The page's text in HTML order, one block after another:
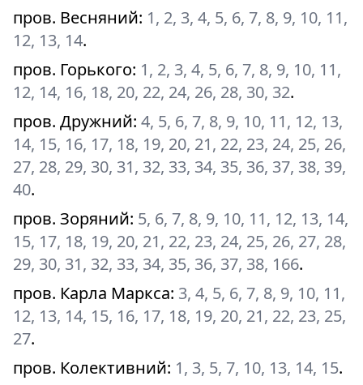
пров. Весняний: 1, 2, 3, 4, 5, 6, 7, 8, 9, 10, 11,
12, 13, 14.
пров. Горького: 1, 2, 3, 4, 5, 6, 7, 8, 9, 10, 11,
12, 14, 16, 18, 20, 22, 24, 26, 28, 30, 32.
пров. Дружний: 4, 5, 6, 7, 8, 9, 10, 11, 12, 13,
14, 15, 16, 17, 18, 19, 20, 21, 22, 23, 24, 25, 26,
27, 28, 29, 30, 31, 32, 33, 34, 35, 36, 37, 38, 39,
40.
пров. Зоряний: 5, 6, 7, 8, 9, 10, 11, 12, 13, 14,
15, 17, 18, 19, 20, 21, 22, 23, 24, 25, 26, 27, 28,
29, 30, 31, 32, 33, 34, 35, 36, 37, 38, 166.
пров. Карла Маркса: 3, 4, 5, 6, 7, 8, 9, 10, 11,
12, 13, 14, 15, 16, 17, 18, 19, 20, 21, 22, 23, 25,
27.
пров. Колективний: 1, 3, 5, 7, 10, 13, 14, 15.